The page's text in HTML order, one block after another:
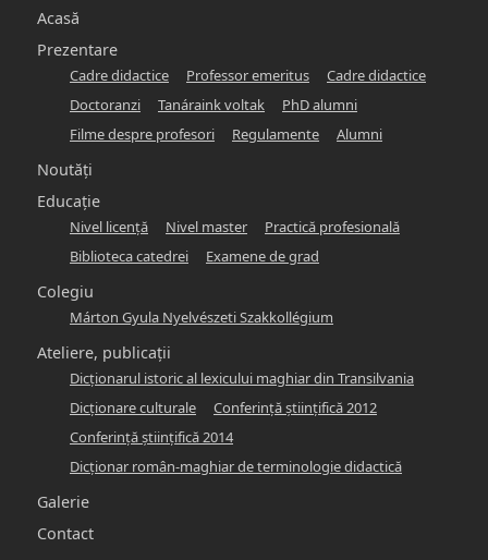
Main
navigation
hunlang
Acasă
Prezentare
Cadre didactice Professor emeritus
Cadre didactice
Doctoranzi
Tanáraink voltak
PhD alumni
Filme despre profesori
Regulamente Alumni
Noutăți
Educație
Nivel licență Nivel master
Practică profesională
Biblioteca catedrei
Examene de grad
Colegiu
Márton Gyula Nyelvészeti Szakkollégium
Ateliere, publicații
Dicţionarul istoric al lexicului maghiar din Transilvania
Dicţionare culturale
Conferinţă ştiinţifică 2012
Conferinţă ştiinţifică 2014
Dicţionar român-maghiar de terminologie didactică
Galerie
Contact